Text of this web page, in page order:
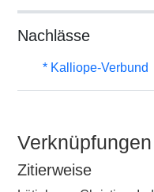
Nachlässe
* Kalliope-Verbund
Verknüpfungen
Zitierweise